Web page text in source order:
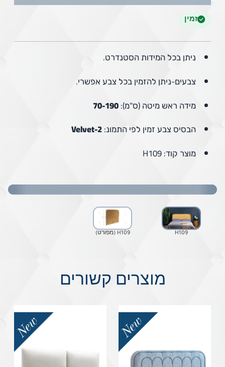
זמין
ניתן בכל המידות הסטנדרט.
צבעים-ניתן להזמין בכל צבע אפשרי.
מידה ראש מיטה (ס"מ):70-190
הבסיס צבע זמין לפי התמונ:Velvet-2
מוצר קוד: H109
H109 H109 (מפורט)
מוצרים קשורים